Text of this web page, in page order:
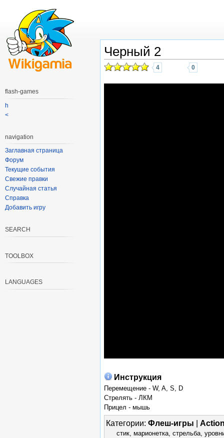
Черный 2
4 0
Инструкция
Перемещение - W, A, S, D
Стрелять - ЛКМ
Прицел - мышь
Категории: Флеш-игры |
стик, марионетка, стрельба,
flash-games
h
<
navigation
Заглавная страница
Форум
Текущие события
Свежие правки
Случайная статья
Справка
Добавить игру
SEARCH
TOOLBOX
LANGUAGES